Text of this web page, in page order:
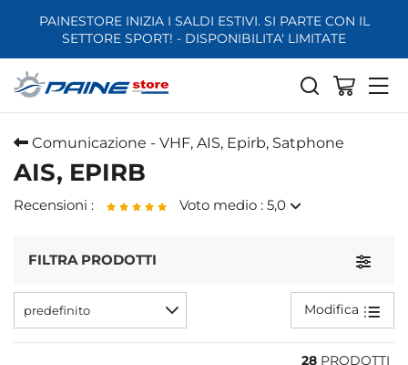
PAINESTORE INIZIA I SALDI ESTIVI. SI PARTE CON IL
SETTORE SPORT! - DISPONIBILITA' LIMITATE
Comunicazione - VHF, AIS, Epirb, Satphone
AIS, EPIRB
Recensioni : Voto medio : 5,0
Ocean Signal Epirb1 con GPS CAT2 Manual
Ottima assistenza. Risposte veloci. Consegna in due giorni.
FILTRA PRODOTTI
predefinito Modifica
28 PRODOTTI